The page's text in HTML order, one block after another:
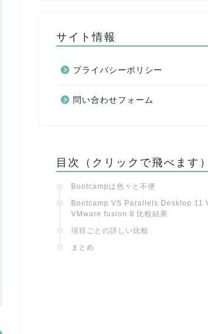
サイト情報
プライバシーポリシー
問い合わせフォーム
目次（クリックで飛べます）
Bootcampは色々と不便
Bootcamp VS Parallels Desktop 11
VMware fusion 8 比較結果
項目ごとの詳しい比較
まとめ